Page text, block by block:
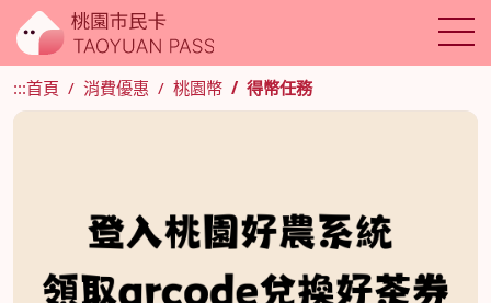
:::首頁 消費優惠 桃園幣 得幣任務